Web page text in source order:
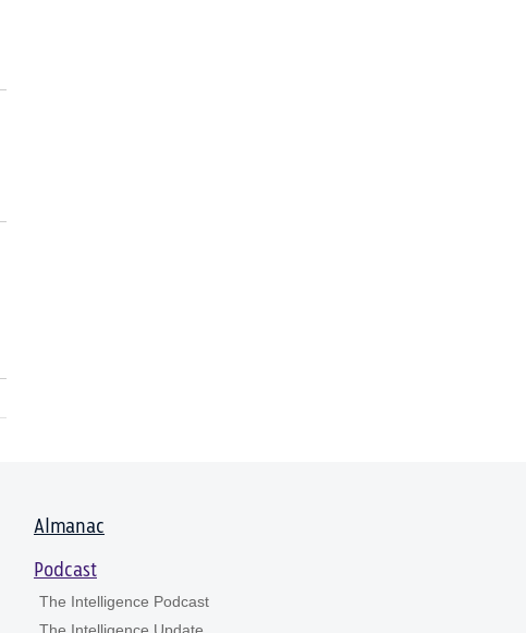
Almanac
Podcast
The Intelligence Podcast